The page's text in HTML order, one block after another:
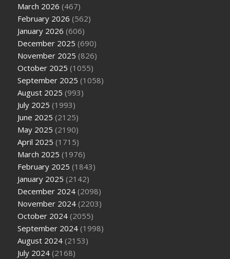
March 2026 (467)
February 2026 (562)
January 2026 (606)
December 2025 (690)
November 2025 (826)
October 2025 (1055)
September 2025 (1058)
August 2025 (993)
July 2025 (1993)
June 2025 (2125)
May 2025 (2190)
April 2025 (1715)
March 2025 (1976)
February 2025 (1843)
January 2025 (2142)
December 2024 (2098)
November 2024 (2203)
October 2024 (2055)
September 2024 (1998)
August 2024 (2153)
July 2024 (2168)